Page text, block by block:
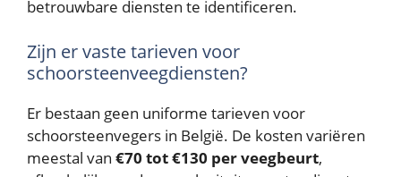
betrouwbare diensten te identificeren.
Zijn er vaste tarieven voor
schoorsteenveegdiensten?
Er bestaan geen uniforme tarieven voor
schoorsteenvegers in België. De kosten variëren
meestal van €70 tot €130 per veegbeurt,